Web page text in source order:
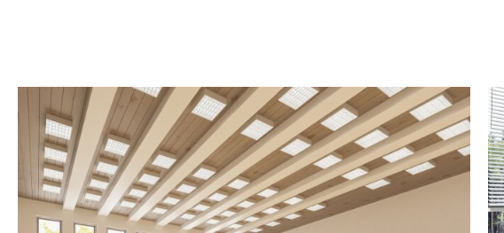
9
0
8
9
0
Secteur hospitalier